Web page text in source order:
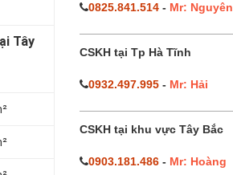
Tây
0825.841.514- Mr: Nguyên
CSKH tại Tp Hà Tĩnh
0932.497.995- Mr: Hải
CSKH tại khu vực Tây Bắc
0903.181.486- Mr: Hoàng